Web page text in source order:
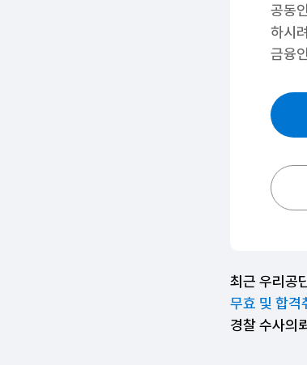
공동
하시
금융
최근 우리공
무효 및 합격
경찰 수사의